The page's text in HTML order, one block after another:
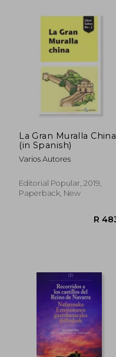
La Gran Muralla China
(in Spanish)
Varios Autores
Editorial Popular, 2019,
Paperback, New